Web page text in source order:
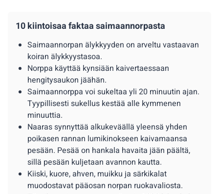
10 kiintoisaa faktaa saimaannorpasta
Saimaannorpan älykkyyden on arveltu vastaavan
koiran älykkyystasoa.
Norppa käyttää kynsiään kaivertaessaan
hengitysaukon jäähän.
Saimaannorppa voi sukeltaa yli 20 minuutin ajan.
Tyypillisesti sukellus kestää alle kymmenen
minuuttia.
Naaras synnyttää alkukeväällä yleensä yhden
poikasen rannan lumikinokseen kaivamaansa
pesään. Pesää on hankala havaita jään päältä,
sillä pesään kuljetaan avannon kautta.
Kiiski, kuore, ahven, muikku ja särkikalat
muodostavat pääosan norpan ruokavaliosta.